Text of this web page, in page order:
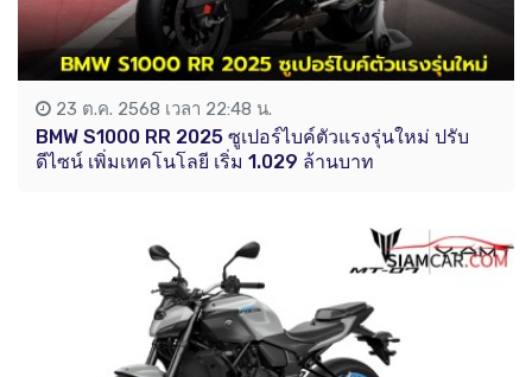
23 ต.ค. 2568 เวลา 22:48 น.
BMW S1000 RR 2025 ซูเปอร์ไบค์ตัวแรงรุ่นใหม่ ปรับ
ดีไซน์ เพิ่มเทคโนโลยี เริ่ม 1.029 ล้านบาท